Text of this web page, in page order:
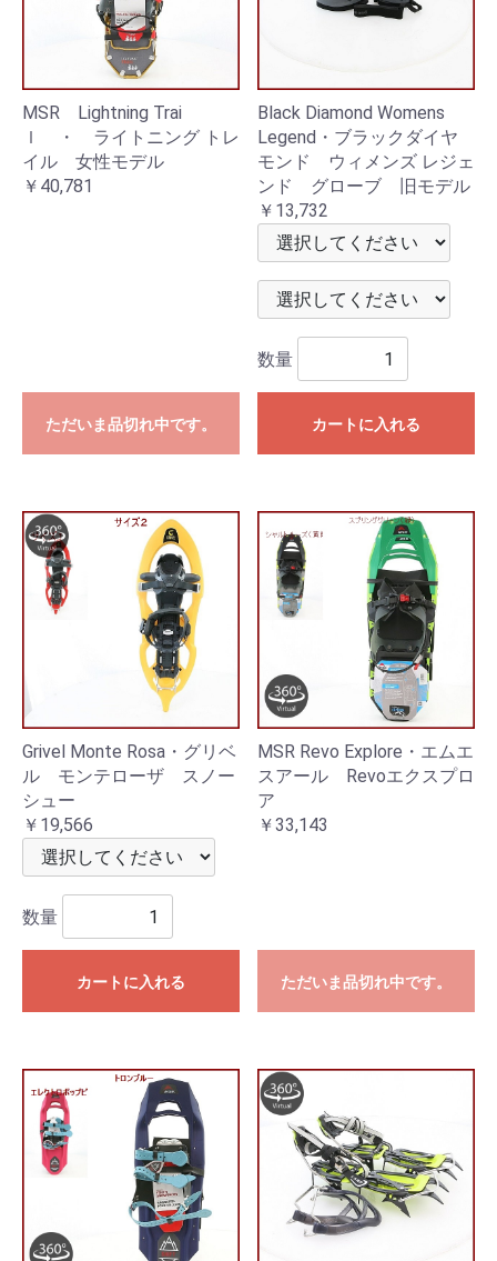
MSR Lightning Trai
ｌ ・ ライトニング トレ
イル 女性モデル
￥40,781
ただいま品切れ中です。
Black Diamond Womens
Legend・ブラックダイヤ
モンド ウィメンズ レジェ
ンド グローブ 旧モデル
￥13,732
数量
カートに入れる
Grivel Monte Rosa・グリベ
ル モンテローザ スノー
シュー
￥19,566
数量
カートに入れる
MSR Revo Explore・エムエ
スアール Revoエクスプロ
ア
￥33,143
ただいま品切れ中です。